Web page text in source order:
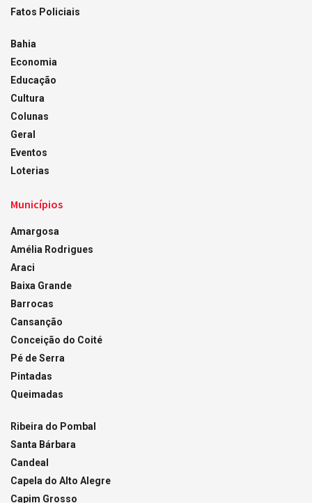
Fatos Policiais
Bahia
Economia
Educação
Cultura
Colunas
Geral
Eventos
Loterias
Municípios
Amargosa
Amélia Rodrigues
Araci
Baixa Grande
Barrocas
Cansanção
Conceição do Coité
Pé de Serra
Pintadas
Queimadas
Ribeira do Pombal
Santa Bárbara
Candeal
Capela do Alto Alegre
Capim Grosso